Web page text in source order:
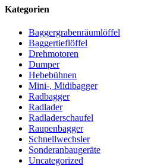
Kategorien
Baggergrabenräumlöffel
Baggertieflöffel
Drehmotoren
Dumper
Hebebühnen
Mini-, Midibagger
Radbagger
Radlader
Radladerschaufel
Raupenbagger
Schnellwechsler
Sonderanbaugeräte
Uncategorized